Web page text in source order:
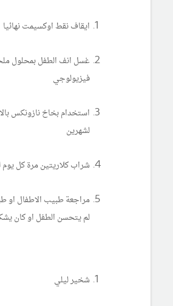
ايقاف نقط اوكسيمت نهائيا
غسل انف الطفل بمحلول
فيزيولوجي
استخدام بخاخ نازونكس
لشهرين
شراب كلاريتين مرة كل يوم
مراجعة طبيب الاطفال او
لم يتحسن الطفل او كان
شخير ليلي